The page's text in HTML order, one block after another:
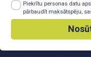
Piekrītu personas datu
pārbaudīt maksātspēju,